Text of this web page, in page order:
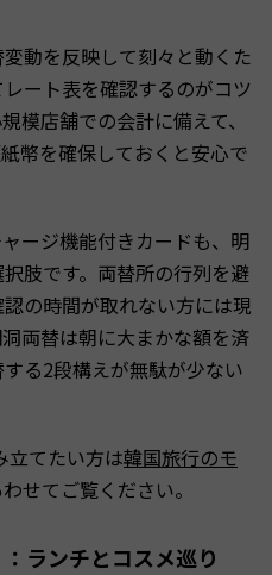
動を反映して刻々と動くた
ート表を確認するのがコツ
模店舗での会計に備えて、
幣を確保しておくと安心で
ージ機能付きカードも、明
肢です。両替所の行列を避
の時間が取れない方には現
両替は朝に大まかな額を済
る2段構えが無駄が少ない
てたい方は韓国旅行のモ
せてご覧ください。
ランチとコスメ巡り